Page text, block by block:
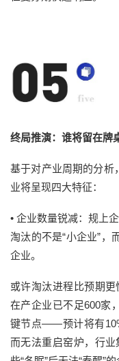
终局推演：谁将留在牌
基于对产业周期的分析
业将呈现四大特征：
•企业数量锐减：规上
淘汰的不是“小企业”，
企业。
或许淘汰进程比预期
在产企业已不足600家
键节点——预计将有
而无法重启窑炉，行